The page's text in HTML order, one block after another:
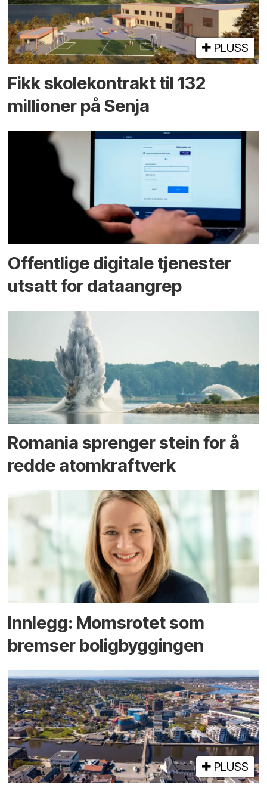
PLUSS
Fikk skole­kontrakt til 132
millioner på Senja
Offentlige digitale tjenester
utsatt for dataangrep
Romania sprenger stein for å
redde atomkraftverk
Innlegg: Moms­rotet som
bremser bolig­byggingen
PLUSS